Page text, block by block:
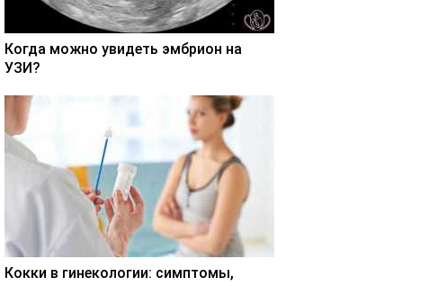
Когда можно увидеть эмбрион на
УЗИ?
Кокки в гинекологии: симптомы,